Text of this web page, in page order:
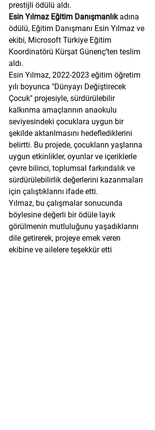
prestijli ödülü aldı.
Esin Yılmaz Eğitim Danışmanlık adına
ödülü, Eğitim Danışmanı Esin Yılmaz ve
ekibi, Microsoft Türkiye Eğitim
Koordinatörü Kürşat Günenç’ten teslim
aldı.
Esin Yılmaz, 2022-2023 eğitim öğretim
yılı boyunca "Dünyayı Değiştirecek
Çocuk" projesiyle, sürdürülebilir
kalkınma amaçlarının anaokulu
seviyesindeki çocuklara uygun bir
şekilde aktarılmasını hedeflediklerini
belirtti. Bu projede, çocukların yaşlarına
uygun etkinlikler, oyunlar ve içeriklerle
çevre bilinci, toplumsal farkındalık ve
sürdürülebilirlik değerlerini kazanmaları
için çalıştıklarını ifade etti.
Yılmaz, bu çalışmalar sonucunda
böylesine değerli bir ödüle layık
görülmenin mutluluğunu yaşadıklarını
dile getirerek, projeye emek veren
ekibine ve ailelere teşekkür etti